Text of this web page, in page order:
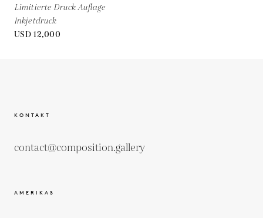
Limitierte Druck Auflage
Inkjetdruck
USD 12,000
KONTAKT
contact@composition.gallery
AMERIKAS